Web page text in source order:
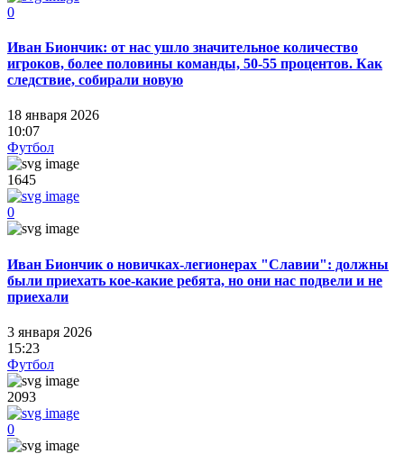
0
Иван Биончик: от нас ушло значительное количество
игроков, более половины команды, 50-55 процентов. Как
следствие, собирали новую
18 января 2026
10:07
Футбол
1645
0
Иван Биончик о новичках-легионерах "Славии": должны
были приехать кое-какие ребята, но они нас подвели и не
приехали
3 января 2026
15:23
Футбол
2093
0